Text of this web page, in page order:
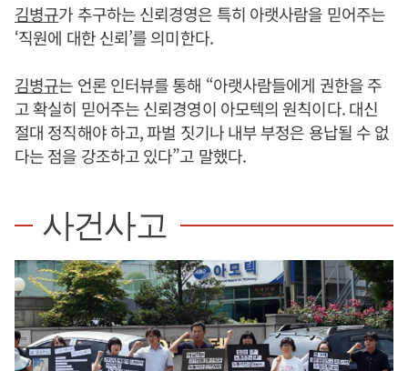
김병규가 추구하는 신뢰경영은 특히 아랫사람을 믿어주는
‘직원에 대한 신뢰’를 의미한다.
김병규는 언론 인터뷰를 통해 “아랫사람들에게 권한을 주
고 확실히 믿어주는 신뢰경영이 아모텍의 원칙이다. 대신
절대 정직해야 하고, 파벌 짓기나 내부 부정은 용납될 수 없
다는 점을 강조하고 있다”고 말했다.
사건사고